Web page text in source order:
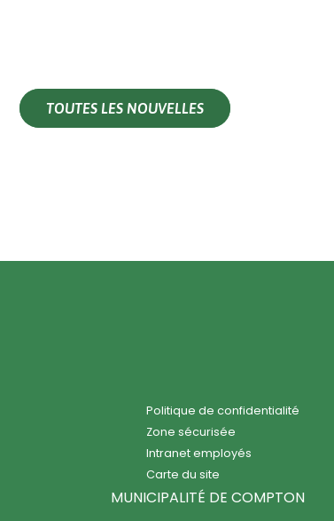
TOUTES LES NOUVELLES
Politique de confidentialité
Zone sécurisée
Intranet employés
Carte du site
MUNICIPALITÉ DE COMPTON